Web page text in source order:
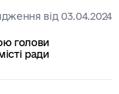
від 03.04.2024
голови
ради